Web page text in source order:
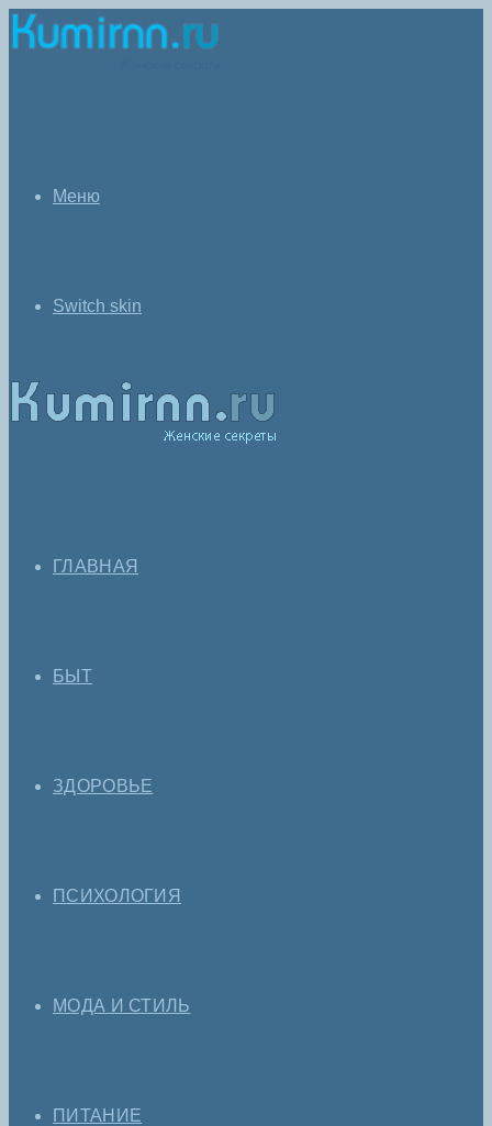
Меню
Switch skin
ГЛАВНАЯ
БЫТ
ЗДОРОВЬЕ
ПСИХОЛОГИЯ
МОДА И СТИЛЬ
ПИТАНИЕ